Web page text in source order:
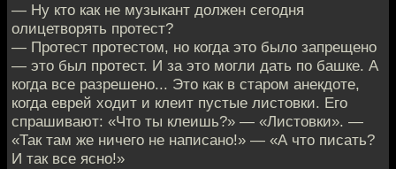
— Ну кто как не музыкант должен сегодня
олицетворять протест?
— Протест протестом, но когда это было запрещено
— это был протест. И за это могли дать по башке. А
когда все разрешено... Это как в старом анекдоте,
когда еврей ходит и клеит пустые листовки. Его
спрашивают: «Что ты клеишь?» — «Листовки». —
«Так там же ничего не написано!» — «А что писать?
И так все ясно!»